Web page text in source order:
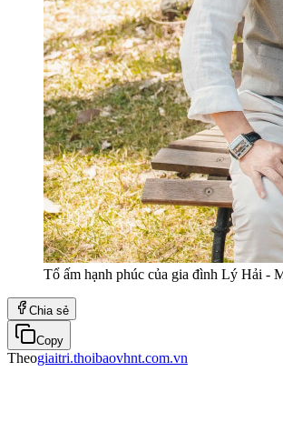
Tổ ấm hạnh phúc của gia đình Lý Hải -
Chia sẻ
Copy
Theogiaitri.thoibaovhnt.com.vn